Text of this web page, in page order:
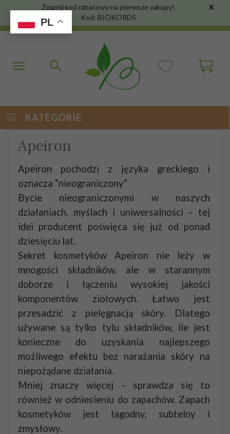
Zgarnij kod rabatowy na pierwsze zakupy!
Kod: BIOKORD5
X
KATEGORIE
Apeiron
Apeiron pochodzi z języka greckiego i
oznacza “nieograniczony”
Bycie nieograniczonymi w naszych
działaniach, myślach i uniwersalności – tej
idei producent poświęca się już od ponad
dziesięciu lat.
Sekret kosmetyków Apeiron nie leży w
mnogości składników, ale w starannym
doborze i łączeniu wysokiej jakości
komponentów ziołowych. Łatwo jest
przesadzić z pielęgnacją skóry. Dlatego
używane są tylko tylu składników, ile jest
konieczne do uzyskania najlepszego
możliwego efektu bez narażania skóry na
niepożądane działania.
Mniej znaczy więcej – sprawdza się to
również w odniesieniu do zapachów. Zapach
kosmetyków jest łagodny, subtelny i
zmysłowy.
PL